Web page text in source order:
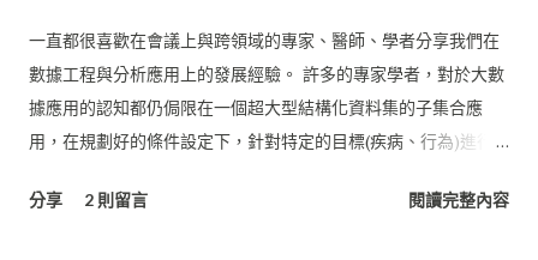
一直都很喜歡在會議上與跨領域的專家、醫師、學者分享我們在
數據工程與分析應用上的發展經驗。 許多的專家學者，對於大數
據應用的認知都仍侷限在一個超大型結構化資料集的子集合應
用，在規劃好的條件設定下，針對特定的目標(疾病、行為)進行
構處理的小型資料集。 這樣的半手工處理方式，對於專一
分享 2 則留言 閱讀完整內容